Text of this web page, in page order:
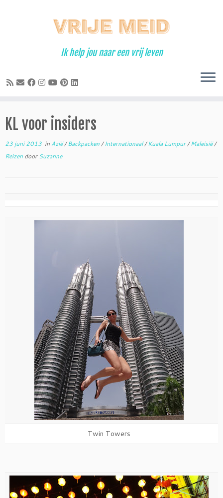
Ik help jou naar een vrij leven
KL voor insiders
23 juni 2013 in Azië/Backpacken/Internationaal/Kuala Lumpur/Maleisië/
Reizen doorSuzanne
Twin Towers